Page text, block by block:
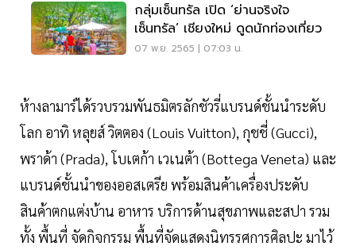
กลุ่มเซ็นทรัล เปิด ‘ย่านจริงใจ
เซ็นทรัล’ เชียงใหม่ ดูดนักท่องเที่ยว
07 พ.ย. 2565 | 07:03 น.
ห้างลามาร์ได้รวบรวมพันธมิตรลักชัวรี่แบรนด์ชั้นนำระดับ
โลก อาทิ หลุยส์ วิตตอง (Louis Vuitton), กุชชี่ (Gucci),
พราด้า (Prada), โบเตก้า เวเนต้า (Bottega Veneta) และ
แบรนด์ชั้นนำของออสเตรีย พร้อมสินค้าเครื่องประดับ
สินค้าตกแต่งบ้าน อาหาร บริการด้านสุขภาพและสปา รวม
ทั้ง พื้นที่ จัดกิจกรรม พื้นที่จัดแสดงนิทรรศการศิลปะ มาไว้